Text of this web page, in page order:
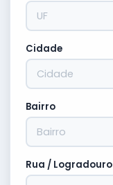
Cidade
Bairro
Rua / Logradouro